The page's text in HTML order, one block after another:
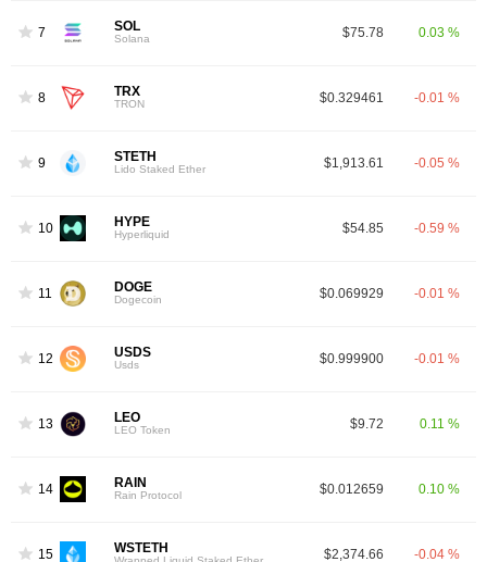
7 SOL
Solana $75.78 0.03 %
8 TRX
TRON $0.329461 -0.01 %
9 STETH
Lido Staked Ether $1,913.61 -0.05 %
10 HYPE
Hyperliquid $54.85 -0.59 %
11 DOGE
Dogecoin $0.069929 -0.01 %
12 USDS
Usds $0.999900 -0.01 %
13 LEO
LEO Token $9.72 0.11 %
14 RAIN
Rain Protocol $0.012659 0.10 %
15 WSTETH $2,374.66 -0.04 %